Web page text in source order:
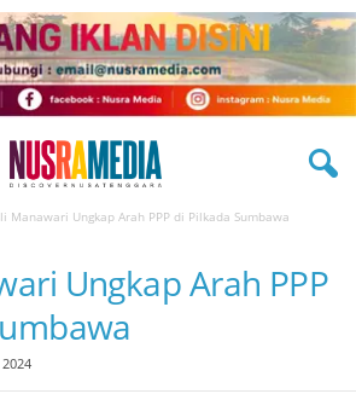
Manawari Ungkap Arah PPP di Pilkada Sumbawa
Ungkap Arah PPP